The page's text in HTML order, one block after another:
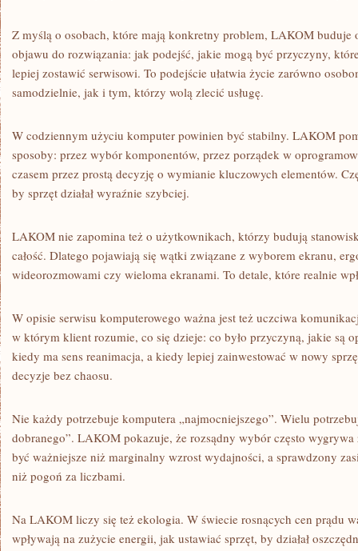
Z myślą o osobach, które mają konkretny problem, LAKOM buduje
objawu do rozwiązania: jak podejść, jakie mogą być przyczyny,
lepiej zostawić serwisowi. To podejście ułatwia życie zarówno
samodzielnie, jak i tym, którzy wolą zlecić usługę.
W codziennym użyciu komputer powinien być stabilny. LAKOM
sposoby: przez wybór komponentów, przez porządek w
czasem przez prostą decyzję o wymianie kluczowych elementów.
by sprzęt działał wyraźnie szybciej.
LAKOM nie zapomina też o użytkownikach, którzy budują
całość. Dlatego pojawiają się wątki związane z wyborem ekranu,
wideorozmowami czy wieloma ekranami. To detale, które realnie
W opisie serwisu komputerowego ważna jest też uczciwa
w którym klient rozumie, co się dzieje: co było przyczyną, jakie są
kiedy ma sens reanimacja, a kiedy lepiej zainwestować w nowy
decyzje bez chaosu.
Nie każdy potrzebuje komputera „najmocniejszego”. Wielu
dobranego”. LAKOM pokazuje, że rozsądny wybór często wygrywa
być ważniejsze niż marginalny wzrost wydajności, a sprawdzony
niż pogoń za liczbami.
Na LAKOM liczy się też ekologia. W świecie rosnących cen prądu
wpływają na zużycie energii, jak ustawiać sprzęt, by działał